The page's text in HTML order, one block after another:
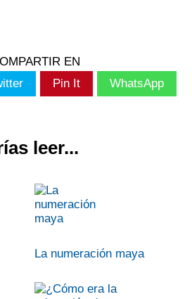
EN
Pin It WhatsApp
leer...
La numeración maya